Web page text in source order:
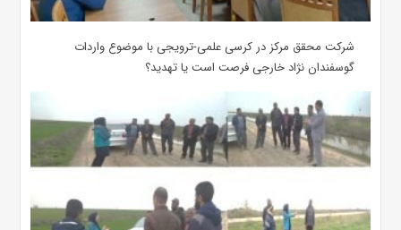
شرکت محقق مرکز در کرسی علمی-ترویجی با موضوع واردات
گوسفندان نژاد خارجی فرصت است یا تهدید؟